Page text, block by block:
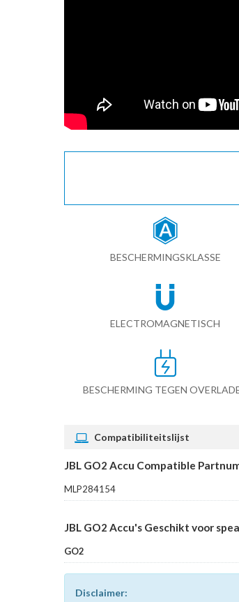
BESCHERMINGSKLASSE
ELECTROMAGNETISCH
BESCHERMING TEGEN
Compatibiliteitslijst
JBL GO2 Accu Compatible
MLP284154
JBL GO2 Accu's Geschikt voor
GO2
Disclaimer: